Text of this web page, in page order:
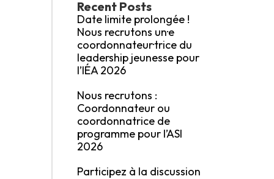
Recent Posts
Date limite prolongée !
Nous recrutons un·e
coordonnateur·trice du
leadership jeunesse pour
l’IÉA 2026
Nous recrutons :
Coordonnateur ou
coordonnatrice de
programme pour l’ASI
2026
Participez à la discussion